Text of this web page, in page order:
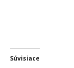
Súvisiace